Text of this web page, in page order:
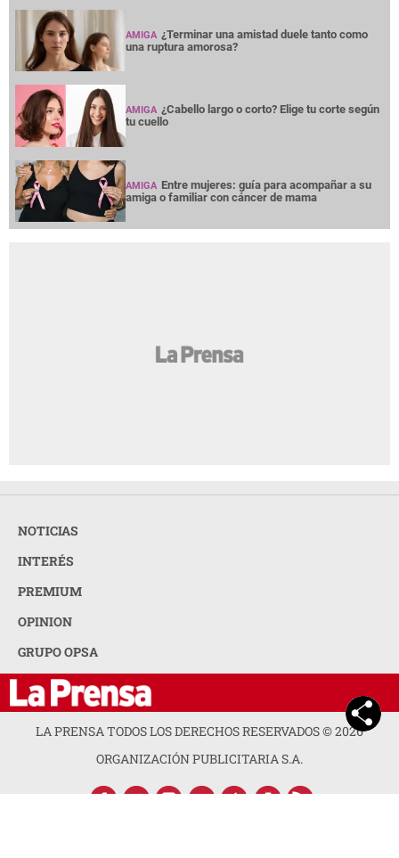
AMIGA ¿Terminar una amistad duele tanto como
una ruptura amorosa?
AMIGA ¿Cabello largo o corto? Elige tu corte según
tu cuello
AMIGA Entre mujeres: guía para acompañar a su
amiga o familiar con cáncer de mama
NOTICIAS
INTERÉS
PREMIUM
OPINION
GRUPO OPSA
LA PRENSA TODOS LOS DERECHOS RESERVADOS ©2026
ORGANIZACIÓN PUBLICITARIA S.A.